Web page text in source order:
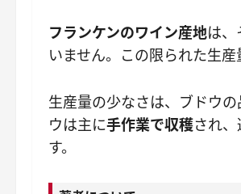
フランケンのワイン産地は、
いません。この限られた生
生産量の少なさは、ブドウ
ウは主に手作業で収穫され
す。